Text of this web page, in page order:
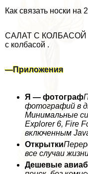
Как связать носки на
САЛАТ С КОЛБАСОЙ
с колбасой .
—Приложения
Я — фотограф
фотографий в
Минимальные
Explorer 6, Fire
включенным
Открытки
все случаи
Дешевые